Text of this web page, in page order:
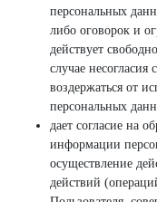
персональных
либо оговорок и
действует
случае
воздержаться от
персональных
дает согласие на
информации
осуществление
действий